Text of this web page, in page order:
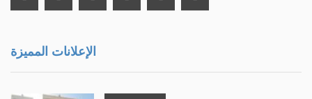
الإعلانات المميزة